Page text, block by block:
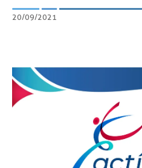
20/09/2021